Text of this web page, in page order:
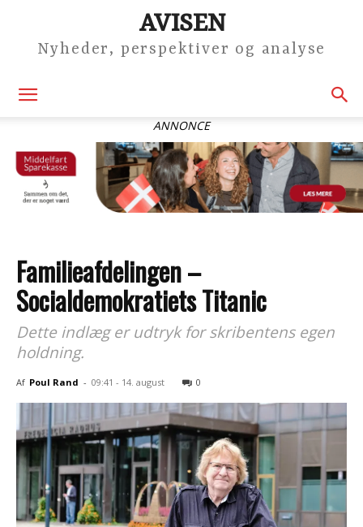
AVISEN
Nyheder, perspektiver og analyse
ANNONCE
Familieafdelingen –
Socialdemokratiets Titanic
Dette indlæg er udtryk for skribentens egen
holdning.
Af Poul Rand - 09:41 - 14. august 0